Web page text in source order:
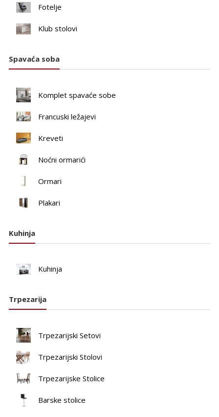
Fotelje
Klub stolovi
Spavaća soba
Komplet spavaće sobe
Francuski ležajevi
Kreveti
Noćni ormarići
Ormari
Plakari
Kuhinja
Kuhinja
Trpezarija
Trpezarijski Setovi
Trpezarijski Stolovi
Trpezarijske Stolice
Barske stolice